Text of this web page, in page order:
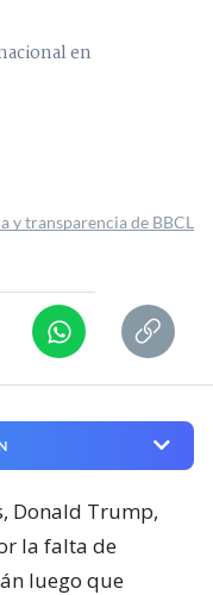
en
y transparencia de BBCL
Donald Trump,
la falta de
luego que